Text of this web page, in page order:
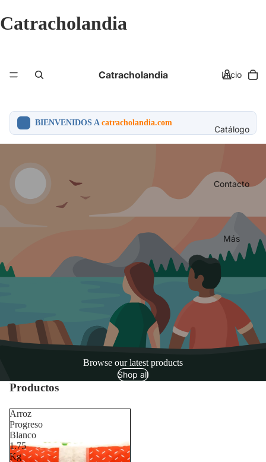
Catracholandia
Catracholandia Inicio
Catálogo
Contacto
Más
BIENVENIDOS A catracholandia.com
Browse our latest products
Shop all
Productos
Arroz
Progreso
Blanco
1.75
Kg